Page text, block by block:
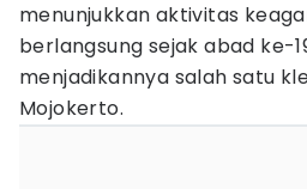
menunjukkan aktivitas
berlangsung sejak abad ke-
menjadikannya salah satu
Mojokerto.